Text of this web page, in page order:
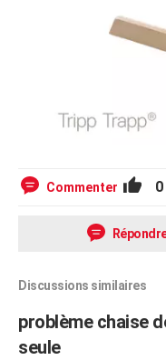
Commenter 0
Discussions similaires
problème chaise
seule